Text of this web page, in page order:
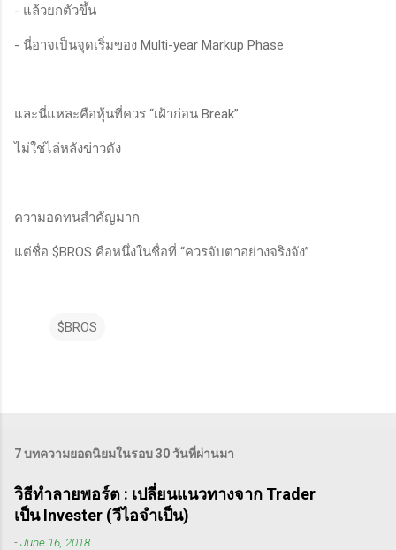
- แล้วยกตัวขึ้น
- นี่อาจเป็นจุดเริ่มของ Multi-year Markup Phase
และนี่แหละคือหุ้นที่ควร “เฝ้าก่อน Break”
ไม่ใช่ไล่หลังข่าวดัง
ความอดทนสำคัญมาก
แต่ชื่อ $BROS คือหนึ่งในชื่อที่ “ควรจับตาอย่างจริงจัง”
$BROS
7 บทความยอดนิยมในรอบ 30 วันที่ผ่านมา
วิธีทำลายพอร์ต : เปลี่ยนแนวทางจาก Trader
เป็น Invester (วีไอจำเป็น)
-June 16, 2018